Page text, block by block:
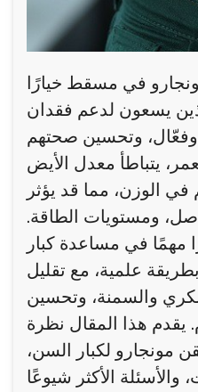
في مسقط خيارًا
يسعون لدعم فقدان
وتحسين صحتهم
يتباطأ معدل الأيض
في الوزن، مما قد يؤثر
ومستويات الطاقة.
مهمًا في مساعدة كبار
علمية، مع تقليل
والسمنة، وتحسين
يقدم هذا المقال نظرة
مونجارو لكبار السن،